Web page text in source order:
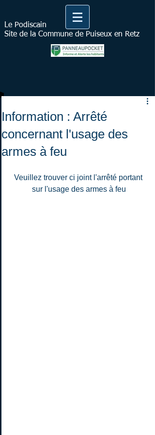
Le Podiscain
Site de la Commune de Puiseux en Retz
Information : Arrêté
concernant l'usage des
armes à feu
Veuillez trouver ci joint l'arrêté portant
sur l'usage des armes à feu